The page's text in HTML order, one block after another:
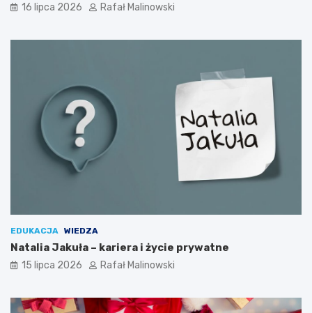
16 lipca 2026 Rafał Malinowski
EDUKACJA WIEDZA
Natalia Jakuła – kariera i życie prywatne
15 lipca 2026 Rafał Malinowski